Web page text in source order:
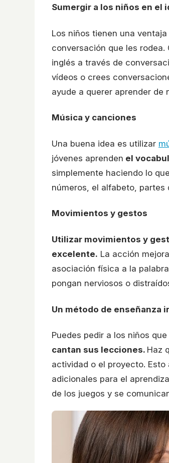
Sumergir a los niños en el
Los niños tienen una
conversación que les
inglés a través de
vídeos o crees
ayude a querer aprender de
Música y canciones
Una buena idea es utilizar
jóvenes aprenden el
simplemente haciendo lo
números, el alfabeto, partes
Movimientos y gestos
Utilizar movimientos y
excelente. La acción
asociación física a la
pongan nerviosos o
Un método de enseñanza
Puedes pedir a los niños
cantan sus lecciones. Haz
actividad o el proyecto.
adicionales para el
de los juegos y se